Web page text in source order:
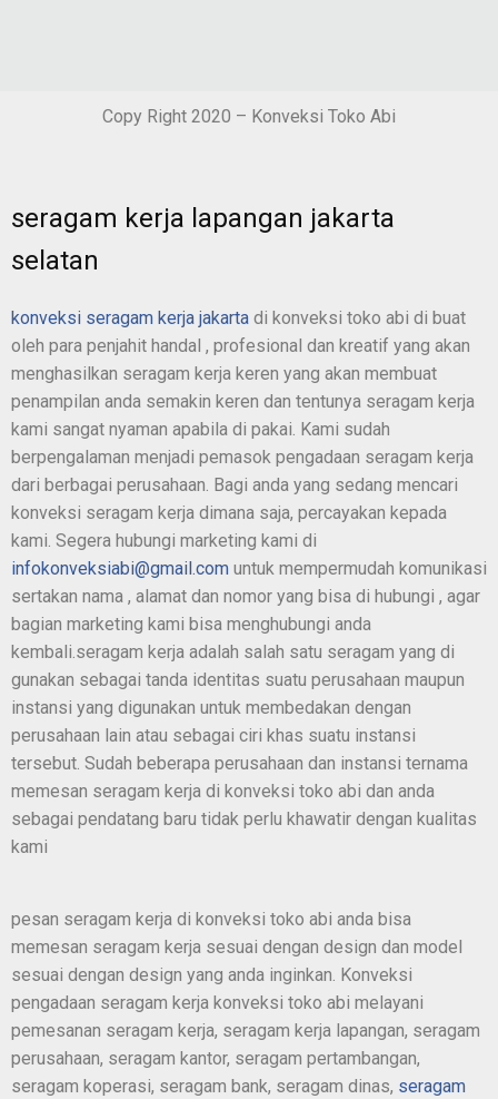
Copy Right 2020 – Konveksi Toko Abi
seragam kerja lapangan jakarta
selatan
konveksi seragam kerja jakarta di konveksi toko abi di buat
oleh para penjahit handal , profesional dan kreatif yang akan
menghasilkan seragam kerja keren yang akan membuat
penampilan anda semakin keren dan tentunya seragam kerja
kami sangat nyaman apabila di pakai. Kami sudah
berpengalaman menjadi pemasok pengadaan seragam kerja
dari berbagai perusahaan. Bagi anda yang sedang mencari
konveksi seragam kerja dimana saja, percayakan kepada
kami. Segera hubungi marketing kami di
infokonveksiabi@gmail.com untuk mempermudah komunikasi
sertakan nama , alamat dan nomor yang bisa di hubungi , agar
bagian marketing kami bisa menghubungi anda
kembali.seragam kerja adalah salah satu seragam yang di
gunakan sebagai tanda identitas suatu perusahaan maupun
instansi yang digunakan untuk membedakan dengan
perusahaan lain atau sebagai ciri khas suatu instansi
tersebut. Sudah beberapa perusahaan dan instansi ternama
memesan seragam kerja di konveksi toko abi dan anda
sebagai pendatang baru tidak perlu khawatir dengan kualitas
kami
pesan seragam kerja di konveksi toko abi anda bisa
memesan seragam kerja sesuai dengan design dan model
sesuai dengan design yang anda inginkan. Konveksi
pengadaan seragam kerja konveksi toko abi melayani
pemesanan seragam kerja, seragam kerja lapangan, seragam
perusahaan, seragam kantor, seragam pertambangan,
seragam koperasi, seragam bank, seragam dinas, seragam